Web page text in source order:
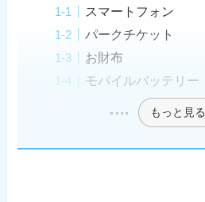
スマートフォン
パークチケット
お財布
モバイルバッテリー
もっと見る